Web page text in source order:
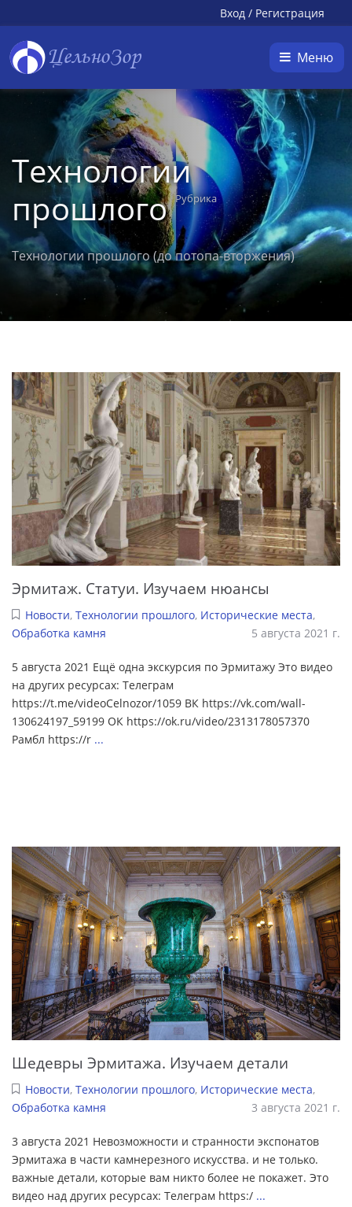
Вход / Регистрация
ЦельноЗор Меню
Технологии
прошлогоРубрика
Технологии прошлого (до потопа-вторжения)
Эрмитаж. Статуи. Изучаем нюансы
Новости, Технологии прошлого, Исторические места,
Обработка камня
5 августа 2021 г.
5 августа 2021 Ещё одна экскурсия по Эрмитажу Это видео
на других ресурсах: Телеграм
https://t.me/videoCelnozor/1059 ВК https://vk.com/wall-
130624197_59199 ОК https://ok.ru/video/2313178057370
Рамбл https://r ...
Шедевры Эрмитажа. Изучаем детали
Новости, Технологии прошлого, Исторические места,
Обработка камня
3 августа 2021 г.
3 августа 2021 Невозможности и странности экспонатов
Эрмитажа в части камнерезного искусства. и не только.
важные детали, которые вам никто более не покажет. Это
видео над других ресурсах: Телеграм https:/ ...